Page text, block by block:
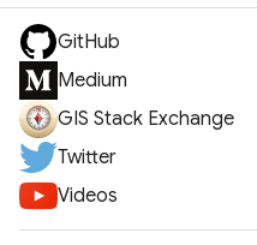
GitHub
Medium
GIS Stack Exchange
Twitter
Videos